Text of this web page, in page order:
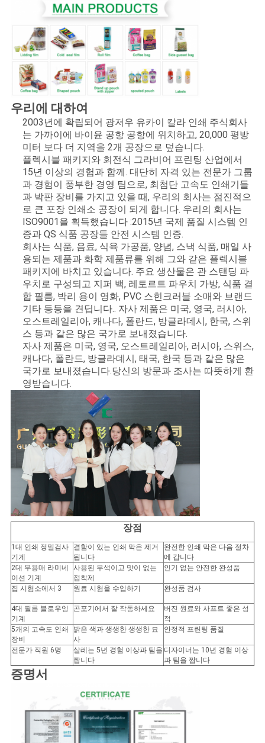
우리에 대하여
2003년에 확립되어 광저우 유카이 칼라 인쇄 주식회사
는 가까이에 바이윤 공항 공항에 위치하고, 20,000 평방
미터 보다 더 지역을 2개 공장으로 덮습니다.
플렉시블 패키지와 회전식 그라비어 프린팅 산업에서
15년 이상의 경험과 함께. 대단히 자격 있는 전문가 그룹
과 경험이 풍부한 경영 팀으로, 최첨단 고속도 인쇄기들
과 박판 장비를 가지고 있을 때, 우리의 회사는 점진적으
로 큰 포장 인쇄소 공장이 되게 합니다. 우리의 회사는
ISO9001을 획득했습니다 :2015년 국제 품질 시스템 인
증과 QS 식품 공장들 안전 시스템 인증.
회사는 식품, 음료, 식육 가공품, 양념, 스낵 식품, 매일 사
용되는 제품과 화학 제품류를 위해 그와 같은 플렉시블
패키지에 바치고 있습니다. 주요 생산물은 관 스탠딩 파
우치로 구성되고 지퍼 백, 레토르트 파우치 가방, 식품 결
합 필름, 박리 용이 영화, PVC 스힌크러블 소매와 브랜드
기타 등등을 견딥니다.. 자사 제품은 미국, 영국, 러시아,
오스트레일리아, 캐나다, 폴란드, 방글라데시, 한국, 스위
스 등과 같은 많은 국가로 보내졌습니다.
자사 제품은 미국, 영국, 오스트레일리아, 러시아, 스위스,
캐나다, 폴란드, 방글라데시, 태국, 한국 등과 같은 많은
국가로 보내졌습니다.당신의 방문과 조사는 따뜻하게 환
영받습니다.
장점
1대 인쇄 정밀검사
기계
결함이 있는 인쇄 막은 제거
됩니다
완전한 인쇄 막은 다음 절차
에 갑니다
2대 무용매 라미네
이션 기계
사용된 무색이고 맛이 없는
접착제
인기 없는 안전한 완성품
집 시험소에서 3 원료 시험을 수입하기 완성품 검사
4대 필름 블로우잉
기계
곤포기에서 잘 작동하세요
버진 원료와 사프트 좋은 성
적
5개의 고속도 인쇄
장비
밝은 색과 생생한 생생한 묘
사
안정적 프린팅 품질
전문가 직원 6명
살레는 5년 경험 이상과 팀을
짭니다
디자이너는 10년 경험 이상
과 팀을 짭니다
증명서